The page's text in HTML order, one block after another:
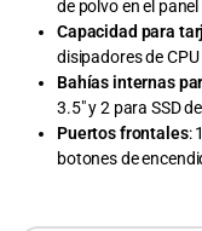
de polvo en el
Capacidad para
disipadores de
Bahías internas
3.5″ y 2 para SSD
Puertos frontales:
botones de